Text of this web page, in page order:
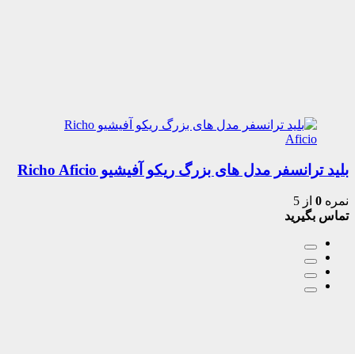
بلید ترانسفر مدل های بزرگ ریکو آفیشیو Richo Aficio
نمره 0 از 5
تماس بگیرید